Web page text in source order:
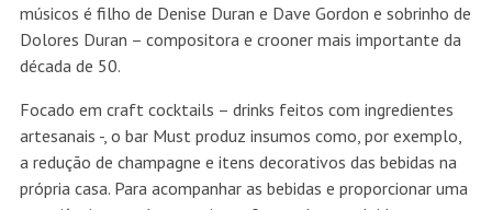
músicos é filho de Denise Duran e Dave Gordon e sobrinho de
Dolores Duran – compositora e crooner mais importante da
década de 50.
Focado em craft cocktails – drinks feitos com ingredientes
artesanais -, o bar Must produz insumos como, por exemplo,
a redução de champagne e itens decorativos das bebidas na
própria casa. Para acompanhar as bebidas e proporcionar uma